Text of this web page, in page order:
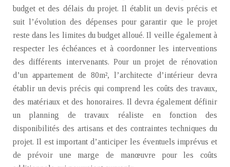
budget et des délais du projet. Il établit un devis précis et
suit l’évolution des dépenses pour garantir que le projet
reste dans les limites du budget alloué. Il veille également à
respecter les échéances et à coordonner les interventions
des différents intervenants. Pour un projet de rénovation
d’un appartement de 80m², l’architecte d’intérieur devra
établir un devis précis qui comprend les coûts des travaux,
des matériaux et des honoraires. Il devra également définir
un planning de travaux réaliste en fonction des
disponibilités des artisans et des contraintes techniques du
projet. Il est important d’anticiper les éventuels imprévus et
de prévoir une marge de manœuvre pour les coûts